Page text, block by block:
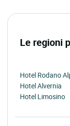
Le regioni
Hotel Rodano
Hotel Alvernia
Hotel Limosino